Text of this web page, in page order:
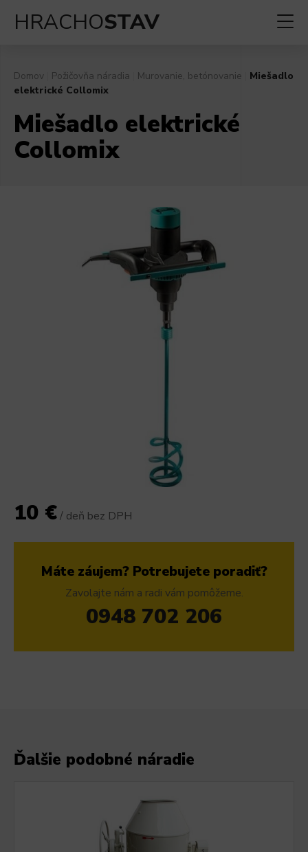
HRACHOSTAV
Domov Požičovňa náradia Murovanie, betónovanie
Miešadlo
elektrické Collomix
Miešadlo elektrické
Collomix
10 €/ deň bez DPH
Máte záujem? Potrebujete poradiť?
Zavolajte nám a radi vám pomôžeme.
0948 702 206
Ďalšie podobné náradie